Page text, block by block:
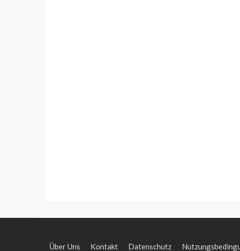
Über Uns Kontakt Datenschutz